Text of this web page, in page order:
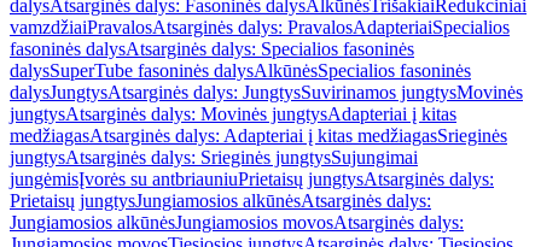
dalysAtsarginės dalys: Fasoninės dalysAlkūnėsTrišakiaiRedukciniai
vamzdžiaiPravalosAtsarginės dalys: PravalosAdapteriaiSpecialios
fasoninės dalysAtsarginės dalys: Specialios fasoninės
dalysSuperTube fasoninės dalysAlkūnėsSpecialios fasoninės
dalysJungtysAtsarginės dalys: JungtysSuvirinamos jungtysMovinės
jungtysAtsarginės dalys: Movinės jungtysAdapteriai į kitas
medžiagasAtsarginės dalys: Adapteriai į kitas medžiagasSrieginės
jungtysAtsarginės dalys: Srieginės jungtysSujungimai
jungėmisĮvorės su antbriauniuPrietaisų jungtysAtsarginės dalys:
Prietaisų jungtysJungiamosios alkūnėsAtsarginės dalys:
Jungiamosios alkūnėsJungiamosios movosAtsarginės dalys: